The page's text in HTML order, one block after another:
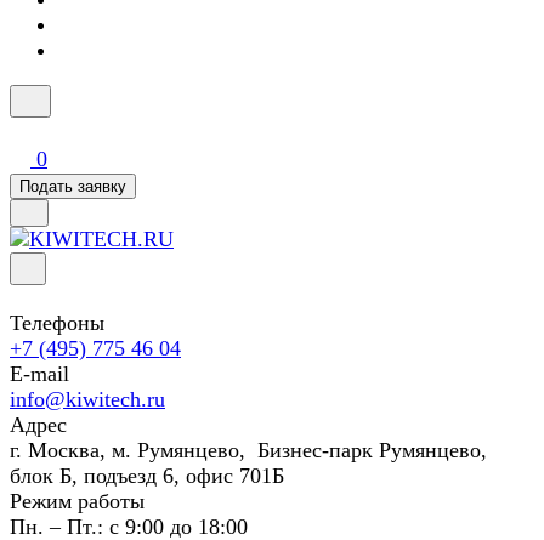
0
Подать заявку
Телефоны
+7 (495) 775 46 04
E-mail
info@kiwitech.ru
Адрес
г. Москва, м. Румянцево, Бизнес-парк Румянцево,
блок Б, подъезд 6, офис 701Б
Режим работы
Пн. – Пт.: с 9:00 до 18:00